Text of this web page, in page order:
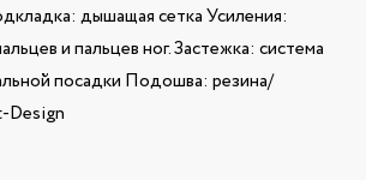
дышащая сетка Усиления:
и пальцев ног. Застежка: система
посадки Подошва: резина/
Design